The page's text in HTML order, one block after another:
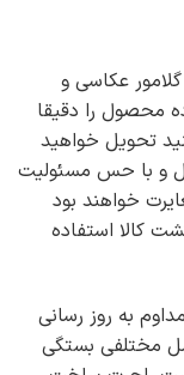
عکاسی و
محصول را دقیقا
تحویل خواهید
و با حس مسئولیت
خواهند بود
از امکان 7 روز بازگشت کالا استفاده
به روز رسانی
مختلفی بستگی